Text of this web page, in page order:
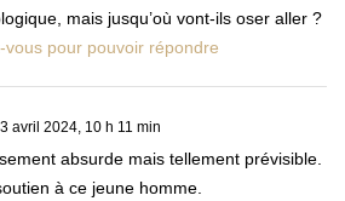
mais jusqu’où vont-ils oser aller ?
vous pour pouvoir répondre
avril 2024, 10 h 11 min
absurde mais tellement prévisible.
à ce jeune homme.